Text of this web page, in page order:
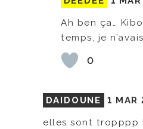
Ah ben ça…
temps, je
0
DAIDOUNE 1 MAR
elles sont tropppp